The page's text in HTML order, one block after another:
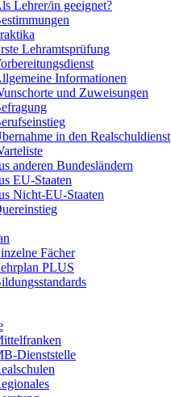
Lehrer/in geeignet?
Lehramtsprüfung
Informationen
und Zuweisungen
in den Realschuldienst
anderen Bundesländern
EU-Staaten
Nicht-EU-Staaten
Fächer
PLUS
Dienststelle